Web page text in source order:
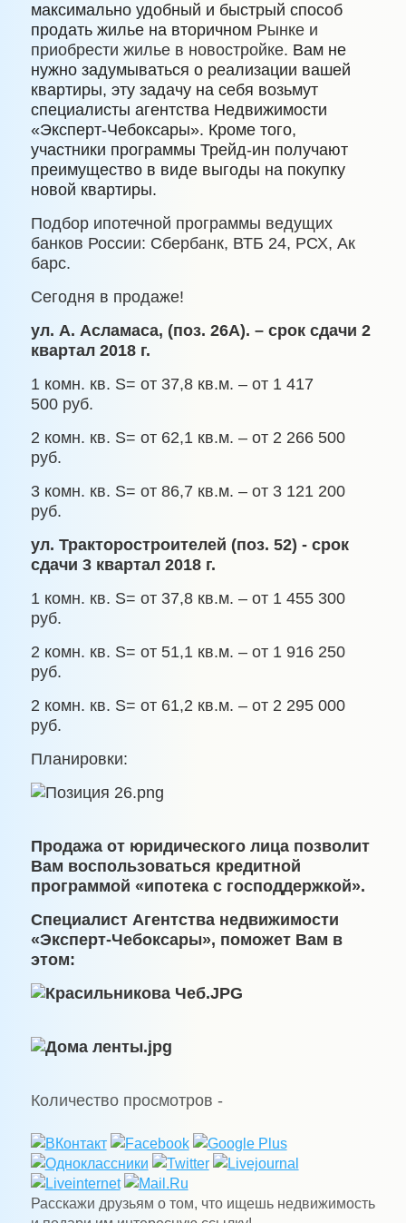
максимально удобный и быстрый способ
продать жилье на вторичномРынке и
приобрести жилье в новостройке. Вам не
нужно задумываться о реализации вашей
квартиры, эту задачу на себя возьмут
специалисты агентства Недвижимости
«Эксперт-Чебоксары». Кроме того,
участники программы Трейд-ин получают
преимущество в виде выгоды на покупку
новой квартиры.
Подбор ипотечной программы ведущих
банков России: Сбербанк, ВТБ 24, РСХ, Ак
барс.
Сегодня в продаже!
ул. А. Асламаса, (поз. 26А). – срок сдачи 2
квартал 2018 г.
1 комн. кв. S= от 37,8 кв.м. – от 1 417
500 руб.
2 комн. кв. S= от 62,1 кв.м. – от 2 266 500
руб.
3 комн. кв. S= от 86,7 кв.м. – от 3 121 200
руб.
ул. Тракторостроителей (поз. 52) - срок
сдачи 3 квартал 2018 г.
1 комн. кв. S= от 37,8 кв.м. – от 1 455 300
руб.
2 комн. кв. S= от 51,1 кв.м. – от 1 916 250
руб.
2 комн. кв. S= от 61,2 кв.м. – от 2 295 000
руб.
Планировки:
Продажа от юридического лица позволит
Вам воспользоваться кредитной
программой «ипотека с господдержкой».
Специалист Агентства недвижимости
«Эксперт-Чебоксары», поможет Вам в
этом:
Количество просмотров -
Расскажи друзьям о том, что ищешь недвижимость